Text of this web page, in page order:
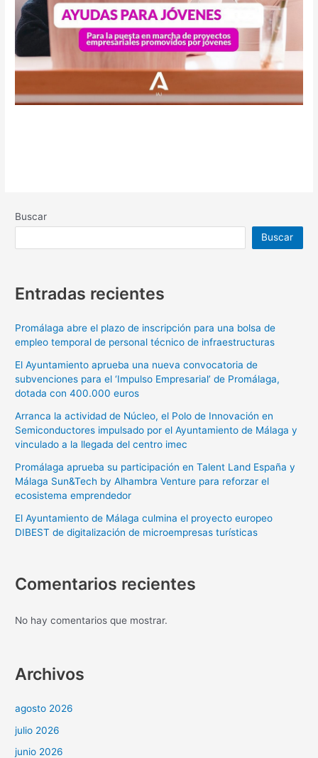
Buscar
Buscar
Entradas recientes
Promálaga abre el plazo de inscripción para una bolsa de
empleo temporal de personal técnico de infraestructuras
El Ayuntamiento aprueba una nueva convocatoria de
subvenciones para el ‘Impulso Empresarial’ de Promálaga,
dotada con 400.000 euros
Arranca la actividad de Núcleo, el Polo de Innovación en
Semiconductores impulsado por el Ayuntamiento de Málaga y
vinculado a la llegada del centro imec
Promálaga aprueba su participación en Talent Land España y
Málaga Sun&Tech by Alhambra Venture para reforzar el
ecosistema emprendedor
El Ayuntamiento de Málaga culmina el proyecto europeo
DIBEST de digitalización de microempresas turísticas
Comentarios recientes
No hay comentarios que mostrar.
Archivos
agosto 2026
julio 2026
junio 2026